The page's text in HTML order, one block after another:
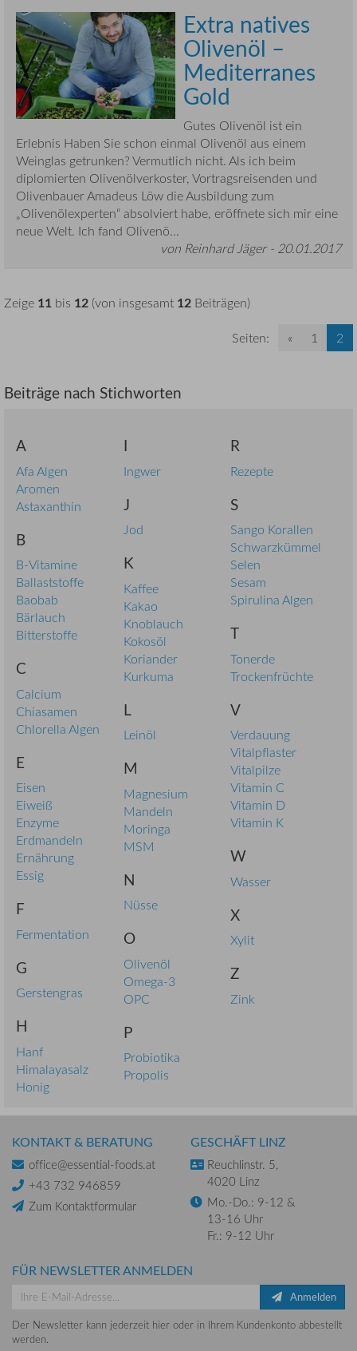
Extra natives
Olivenöl –
Mediterranes
Gold
Gutes Olivenöl ist ein
Erlebnis Haben Sie schon einmal Olivenöl aus einem
Weinglas getrunken? Vermutlich nicht. Als ich beim
diplomierten Olivenölverkoster, Vortragsreisenden und
Olivenbauer Amadeus Löw die Ausbildung zum
„Olivenölexperten“ absolviert habe, eröffnete sich mir eine
neue Welt. Ich fand Olivenö...
von Reinhard Jäger - 20.01.2017
Zeige 11 bis 12 (von insgesamt 12 Beiträgen)
Seiten:
« 1 2
Beiträge nach Stichworten
A
Afa Algen
Aromen
Astaxanthin
B
B-Vitamine
Ballaststoffe
Baobab
Bärlauch
Bitterstoffe
C
Calcium
Chiasamen
Chlorella Algen
E
Eisen
Eiweiß
Enzyme
Erdmandeln
Ernährung
Essig
F
Fermentation
G
Gerstengras
H
Hanf
Himalayasalz
Honig
I
Ingwer
J
Jod
K
Kaffee
Kakao
Knoblauch
Kokosöl
Koriander
Kurkuma
L
Leinöl
M
Magnesium
Mandeln
Moringa
MSM
N
Nüsse
O
Olivenöl
Omega-3
OPC
P
Probiotika
Propolis
R
Rezepte
S
Sango Korallen
Schwarzkümmel
Selen
Sesam
Spirulina Algen
T
Tonerde
Trockenfrüchte
V
Verdauung
Vitalpflaster
Vitalpilze
Vitamin C
Vitamin D
Vitamin K
W
Wasser
X
Xylit
Z
Zink
KONTAKT & BERATUNG
office@essential-foods.at
+43 732 946859
Zum Kontaktformular
GESCHÄFT LINZ
Reuchlinstr. 5,
4020 Linz
Mo.-Do.: 9-12 &
13-16 Uhr
Fr.: 9-12 Uhr
FÜR NEWSLETTER ANMELDEN
Anmelden
Der Newsletter kann jederzeit hier oder in Ihrem Kundenkonto abbestellt
werden.